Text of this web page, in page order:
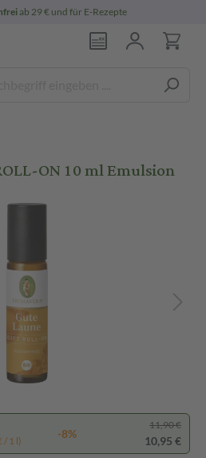
ab 29 € und für E-Rezepte
ON 10 ml Emulsion
/ 1 l)
-8%
11,90 €
10,95 €